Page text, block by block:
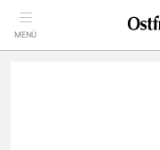
MENÜ